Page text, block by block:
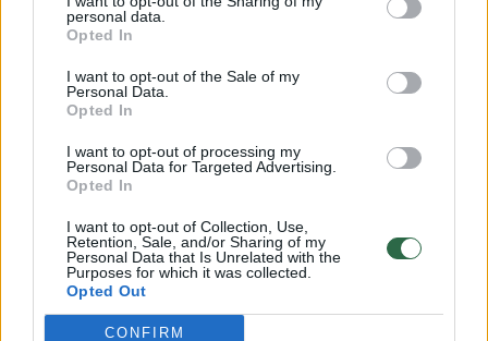
personal data.
Opted In
I want to opt-out of the Sale of my
Personal Data.
Opted In
I want to opt-out of processing my
Personal Data for Targeted Advertising.
Opted In
I want to opt-out of Collection, Use,
Retention, Sale, and/or Sharing of my
Personal Data that Is Unrelated with the
Purposes for which it was collected.
Opted Out
CONFIRM
Jei rašymas nėra verslas, tai man svarbu, kad
knygą skaitytų mano pasaulio žmonės. Jų yra
keliolika „artimajame užsienyje“, t.y. už mano
buto sienų. G.Radvilavičiūtė